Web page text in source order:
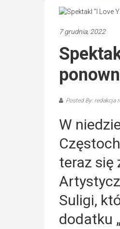
Częstochowa,
Lubliniec,
7 grudnia, 2022
Posted By: redakcja
W
teraz się
Suligi,
dodatku